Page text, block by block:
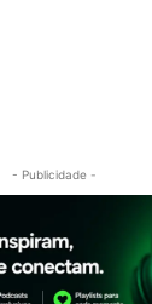
- Publicidade -